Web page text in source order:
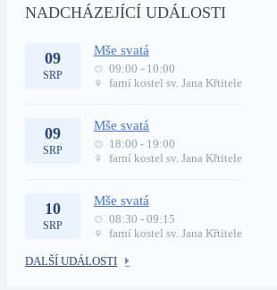
NADCHÁZEJÍCÍ UDÁLOSTI
09
SRP
Mše svatá
09:00 - 10:00
farní kostel sv. Jana Křtitele
09
SRP
Mše svatá
18:00 - 19:00
farní kostel sv. Jana Křtitele
10
SRP
Mše svatá
08:30 - 09:15
farní kostel sv. Jana Křtitele
DALŠÍ UDÁLOSTI